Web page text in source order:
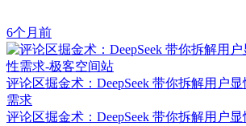
6个月前
评论区掘金术：DeepSeek 带你拆解用户
需求
评论区掘金术：DeepSeek 带你拆解用户